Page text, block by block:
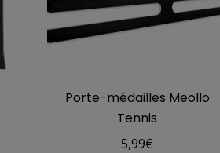
Porte-médailles Meollo
Tennis
5,99€